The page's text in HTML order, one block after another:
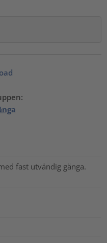
fast utvändig gänga.